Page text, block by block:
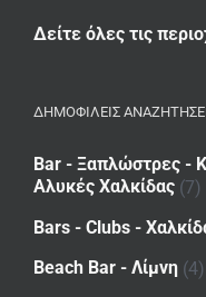
Δείτε όλες τις
ΔΗΜΟΦΙΛΕΙΣ
Bar - Ξαπλώστρες -
Αλυκές Χαλκίδας (7)
Bars - Clubs -
Beach Bar - Λίμνη (4)